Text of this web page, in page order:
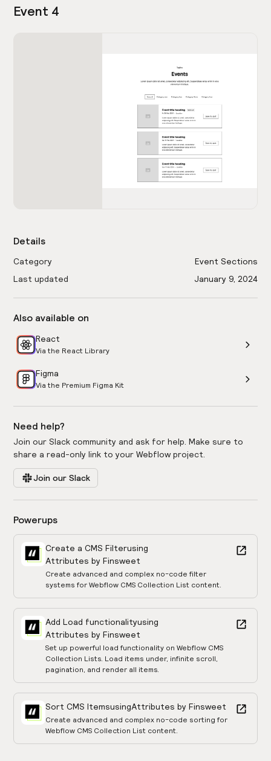
Event 4
Details
Category
Event Sections
Last updated
January 9, 2024
Also available on
React
Via the React Library
Figma
Via the Premium Figma Kit
Need help?
Join our Slack community and ask for help. Make sure to
share a read-only link to your Webflow project.
Join our Slack
Powerups
Create a CMS Filterusing
Attributes by Finsweet
Create advanced and complex no-code filter
systems for Webflow CMS Collection List content.
Add Load functionalityusing
Attributes by Finsweet
Set up powerful load functionality on Webflow CMS
Collection Lists. Load items under, infinite scroll,
pagination, and render all items.
Sort CMS ItemsusingAttributes by Finsweet
Create advanced and complex no-code sorting for
Webflow CMS Collection List content.